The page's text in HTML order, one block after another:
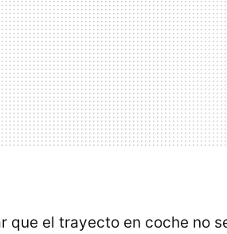
que el trayecto en coche no